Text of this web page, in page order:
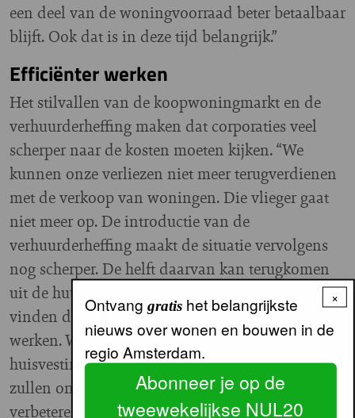
een deel van de woningvoorraad beter betaalbaar
blijft. Ook dat is in deze tijd belangrijk.”
Efficiënter werken
Het stilvallen van de koopwoningmarkt en de
verhuurderheffing maken dat corporaties veel
scherper naar de kosten moeten kijken. “We
kunnen onze verliezen niet meer terugverdienen
met de verkoop van woningen. Die vlieger gaat
niet meer op. De introductie van de
verhuurderheffing maakt de situatie vervolgens
nog scherper. De helft daarvan kan terugkomen
uit de huur, maar de rest zullen we moeten
vinden door het bedrijf nog efficiënter te laten
werken. We hebben bijvoorbeeld gekozen voor
huisvesting op één locatie in Wormerveer. En we
zullen onze bedrijfsprocessen nog verder moeten
verbeteren.”
×
Ontvang gratishet belangrijkste
nieuws over wonen en bouwen in de
regio Amsterdam.
Abonneer je op de
tweewekelijkse NUL20